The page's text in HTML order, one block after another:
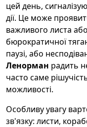
цей день,
дії. Це може
важливого листа
бюрократичної
паузі, або
Ленорман радить
часто саме
можливості.
Особливу увагу
зв'язку: листи,